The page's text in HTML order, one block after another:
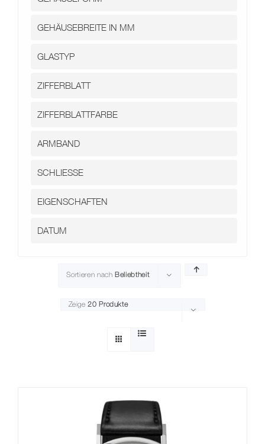
Kontakt
Sortieren nach Beliebtheit
Zeige20 Produkte